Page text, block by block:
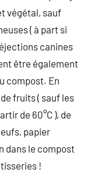
végétal, sauf
( à part si
canines
être également
compost. En
fruits ( sauf les
de 60°C ), de
papier
dans le compost
!